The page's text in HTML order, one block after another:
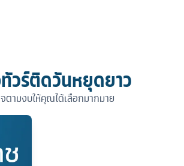
วร์ติดวันหยุดยาว
ตามงบให้คุณได้เลือกมากมาย